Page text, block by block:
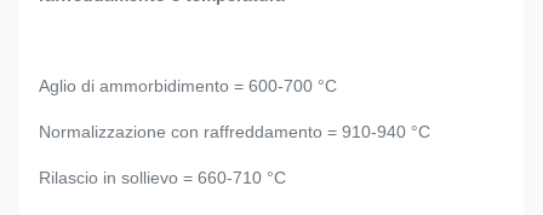
Aglio di ammorbidimento = 600-700 °C
Normalizzazione con raffreddamento = 910-940 °C
Rilascio in sollievo = 660-710 °C